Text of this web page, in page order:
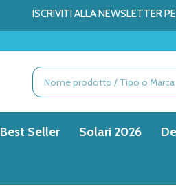
ISCRIVITI ALLA NEWSLETTER
Ricerca
Best Seller Solari 2026